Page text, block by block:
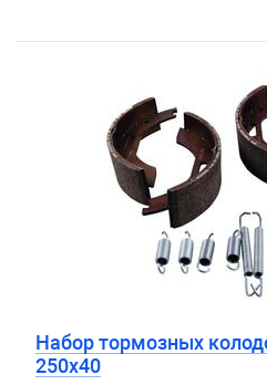
Набор тормозных
250х40